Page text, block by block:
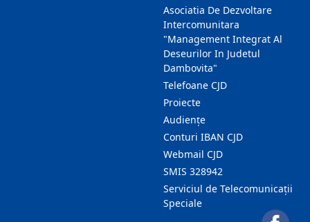
Asociatia De Dezvoltare
Intercomunitara
"Management Integrat Al
Deseurilor In Judetul
Dambovita"
Telefoane CJD
Proiecte
Audienţe
Conturi IBAN CJD
Webmail CJD
SMIS 328942
Serviciul de Telecomunicații
Speciale